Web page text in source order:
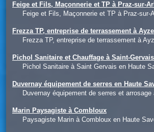
Feige et Fils, Maçonnerie et TP à Praz-sur-
Feige et Fils, Maçonnerie et TP à Praz-sur-
Frezza TP, entreprise de terrassement à Ayze
Frezza TP, entreprise de terrassement à
Pichol Sanitaire et Chauffage à Saint-
Pichol Sanitaire à Saint Gervais en Haute
Duvernay équipement de serres en Haute
Duvernay équipement de serres et
Marin Paysagiste à Combloux
Paysagiste Marin à Combloux en Haute